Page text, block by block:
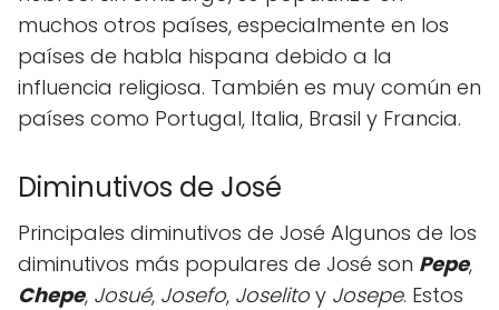
muchos otros países, especialmente en los
países de habla hispana debido a la
influencia religiosa. También es muy común en
países como Portugal, Italia, Brasil y Francia.
Diminutivos de José
Principales diminutivos de José Algunos de los
diminutivos más populares de José son Pepe,
Chepe, Josué, Josefo, Joselito y Josepe. Estos